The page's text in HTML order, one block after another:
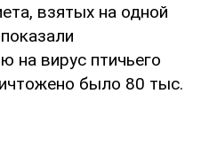
взятых на одной
на вирус птичьего
было 80 тыс.